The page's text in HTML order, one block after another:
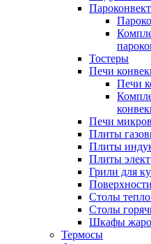
Тостеры
Печи
Печи
Печи
Плиты
Плиты
Плиты
Грили для
Столы
Столы
Шкафы
Термосы